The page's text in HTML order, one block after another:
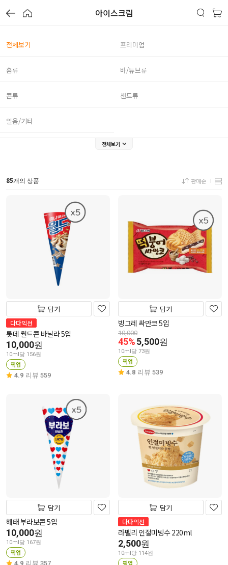
아이스크림
전체보기 프리미엄
홈류 바/튜브류
콘류 샌드류
얼음/기타
전체보기
85개의 상품 판매순
담기
다다익선
롯데 월드콘 바닐라 5입
10,000원
10ml당 156원
픽업
4.9 리뷰 559
담기
빙그레 싸만코 5입
10,000
45%5,500원
10ml당 73원
픽업
4.8 리뷰 539
담기
해태 부라보콘 5입
10,000원
10ml당 167원
픽업
4.9 리뷰 357
담기
다다익선
라벨리 인절미빙수 220ml
2,500원
10ml당 114원
픽업